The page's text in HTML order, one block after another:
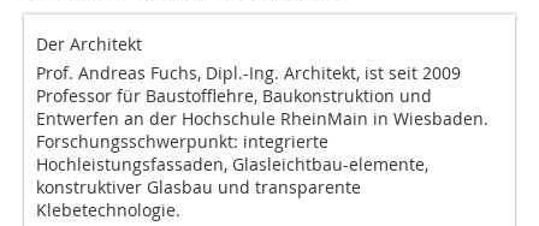
Der Architekt
Prof. Andreas Fuchs, Dipl.-Ing. Architekt, ist seit 2009
Professor für Baustofflehre, Baukonstruktion und
Entwerfen an der Hochschule RheinMain in Wiesbaden.
Forschungsschwerpunkt: integrierte
Hochleistungsfassaden, Glasleichtbau-elemente,
konstruktiver Glasbau und transparente
Klebetechnologie.